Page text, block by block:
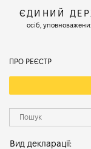
ЄДИНИЙ
осіб,
ПРО РЕЄСТР
Вид декларації: